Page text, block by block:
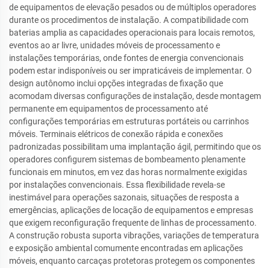
de equipamentos de elevação pesados ou de múltiplos operadores
durante os procedimentos de instalação. A compatibilidade com
baterias amplia as capacidades operacionais para locais remotos,
eventos ao ar livre, unidades móveis de processamento e
instalações temporárias, onde fontes de energia convencionais
podem estar indisponíveis ou ser impraticáveis de implementar. O
design autônomo inclui opções integradas de fixação que
acomodam diversas configurações de instalação, desde montagem
permanente em equipamentos de processamento até
configurações temporárias em estruturas portáteis ou carrinhos
móveis. Terminais elétricos de conexão rápida e conexões
padronizadas possibilitam uma implantação ágil, permitindo que os
operadores configurem sistemas de bombeamento plenamente
funcionais em minutos, em vez das horas normalmente exigidas
por instalações convencionais. Essa flexibilidade revela-se
inestimável para operações sazonais, situações de resposta a
emergências, aplicações de locação de equipamentos e empresas
que exigem reconfiguração frequente de linhas de processamento.
A construção robusta suporta vibrações, variações de temperatura
e exposição ambiental comumente encontradas em aplicações
móveis, enquanto carcaças protetoras protegem os componentes